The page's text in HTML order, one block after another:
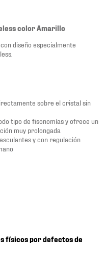
color Amarillo
diseño especialmente
sobre el cristal sin
tipo de fisonomías y ofrece un
muy prolongada
y con regulación
físicos por defectos de